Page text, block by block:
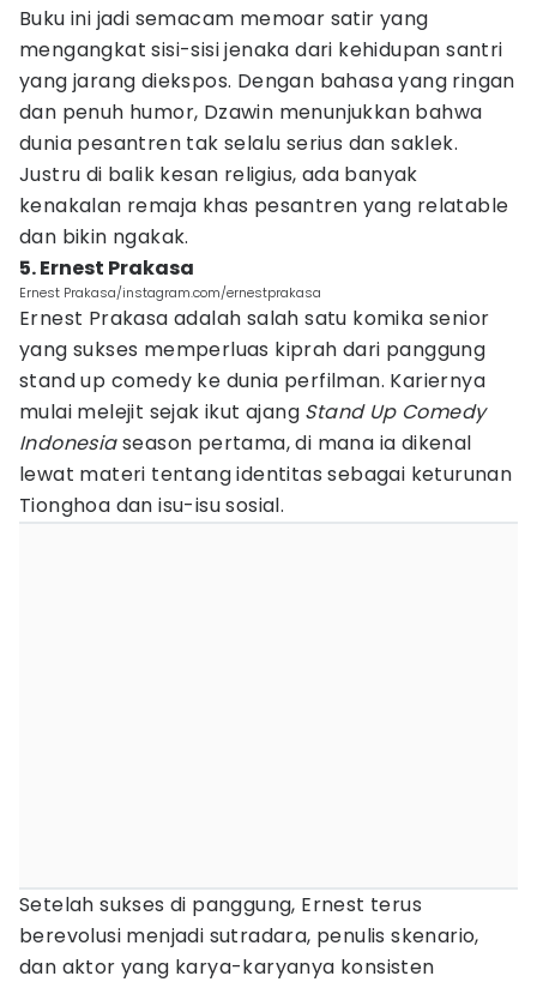
Buku ini jadi semacam memoar satir yang
mengangkat sisi-sisi jenaka dari kehidupan santri
yang jarang diekspos. Dengan bahasa yang ringan
dan penuh humor, Dzawin menunjukkan bahwa
dunia pesantren tak selalu serius dan saklek.
Justru di balik kesan religius, ada banyak
kenakalan remaja khas pesantren yang relatable
dan bikin ngakak.
5. Ernest Prakasa
Ernest Prakasa/instagram.com/ernestprakasa
Ernest Prakasa adalah salah satu komika senior
yang sukses memperluas kiprah dari panggung
stand up comedy ke dunia perfilman. Kariernya
mulai melejit sejak ikut ajang Stand Up Comedy
Indonesiaseason pertama, di mana ia dikenal
lewat materi tentang identitas sebagai keturunan
Tionghoa dan isu-isu sosial.
Setelah sukses di panggung, Ernest terus
berevolusi menjadi sutradara, penulis skenario,
dan aktor yang karya-karyanya konsisten